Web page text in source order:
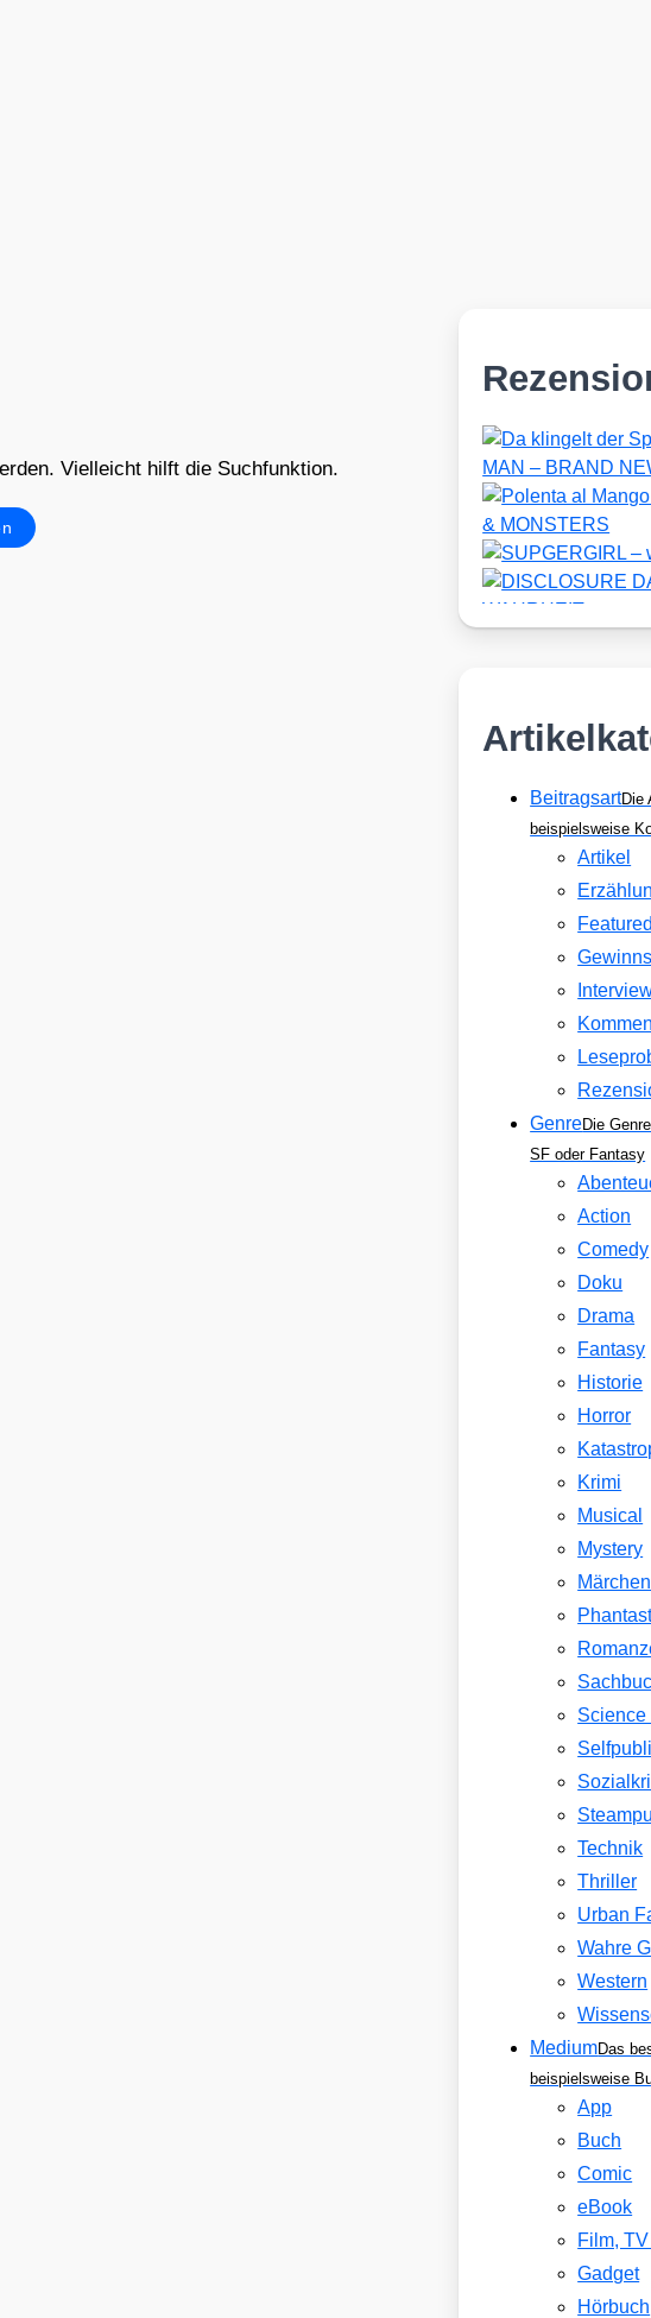
Vielleicht hilft die Suchfunktion.
BeitragsartDie
beispielsweise
Artikel
GenreDie
SF oder Fantasy
Action
Comedy
Doku
Drama
Fantasy
Historie
Horror
Krimi
Musical
Mystery
Märchen
Science
Technik
Thriller
Urban
Wahre
Western
MediumDas
beispielsweise
App
Buch
Comic
eBook
Film,
Gadget
Hörbuch